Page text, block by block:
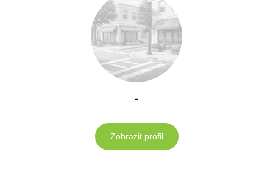
-
Zobrazit profil